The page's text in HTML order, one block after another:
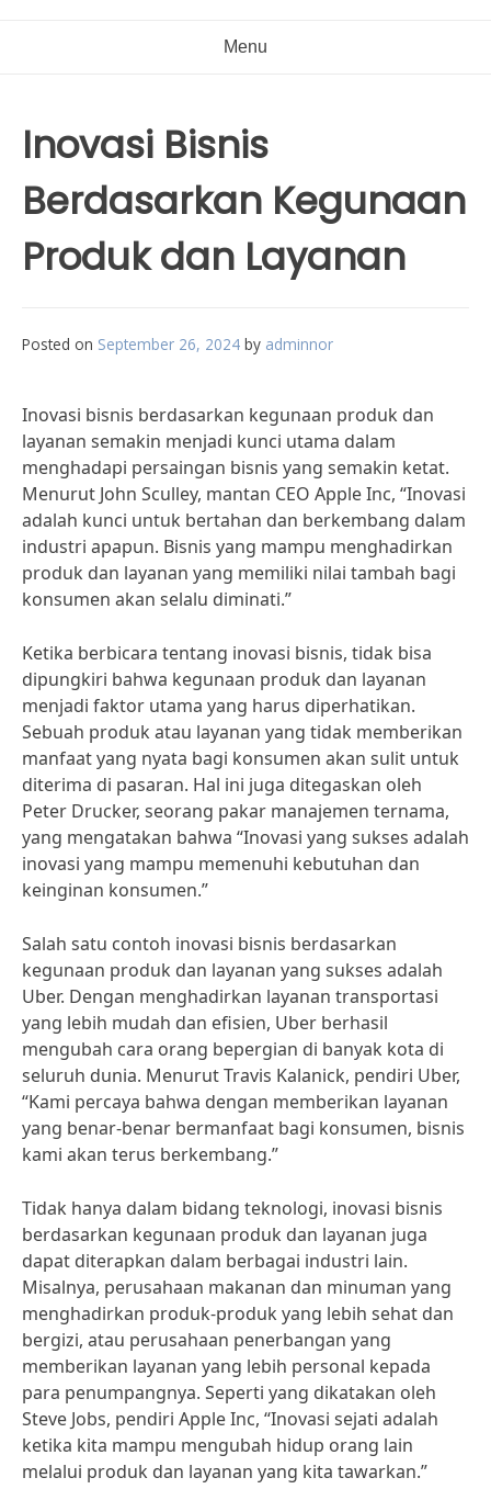
Menu
Inovasi Bisnis
Berdasarkan Kegunaan
Produk dan Layanan
Posted on September 26, 2024 by adminnor
Inovasi bisnis berdasarkan kegunaan produk dan
layanan semakin menjadi kunci utama dalam
menghadapi persaingan bisnis yang semakin ketat.
Menurut John Sculley, mantan CEO Apple Inc, “Inovasi
adalah kunci untuk bertahan dan berkembang dalam
industri apapun. Bisnis yang mampu menghadirkan
produk dan layanan yang memiliki nilai tambah bagi
konsumen akan selalu diminati.”
Ketika berbicara tentang inovasi bisnis, tidak bisa
dipungkiri bahwa kegunaan produk dan layanan
menjadi faktor utama yang harus diperhatikan.
Sebuah produk atau layanan yang tidak memberikan
manfaat yang nyata bagi konsumen akan sulit untuk
diterima di pasaran. Hal ini juga ditegaskan oleh
Peter Drucker, seorang pakar manajemen ternama,
yang mengatakan bahwa “Inovasi yang sukses adalah
inovasi yang mampu memenuhi kebutuhan dan
keinginan konsumen.”
Salah satu contoh inovasi bisnis berdasarkan
kegunaan produk dan layanan yang sukses adalah
Uber. Dengan menghadirkan layanan transportasi
yang lebih mudah dan efisien, Uber berhasil
mengubah cara orang bepergian di banyak kota di
seluruh dunia. Menurut Travis Kalanick, pendiri Uber,
“Kami percaya bahwa dengan memberikan layanan
yang benar-benar bermanfaat bagi konsumen, bisnis
kami akan terus berkembang.”
Tidak hanya dalam bidang teknologi, inovasi bisnis
berdasarkan kegunaan produk dan layanan juga
dapat diterapkan dalam berbagai industri lain.
Misalnya, perusahaan makanan dan minuman yang
menghadirkan produk-produk yang lebih sehat dan
bergizi, atau perusahaan penerbangan yang
memberikan layanan yang lebih personal kepada
para penumpangnya. Seperti yang dikatakan oleh
Steve Jobs, pendiri Apple Inc, “Inovasi sejati adalah
ketika kita mampu mengubah hidup orang lain
melalui produk dan layanan yang kita tawarkan.”